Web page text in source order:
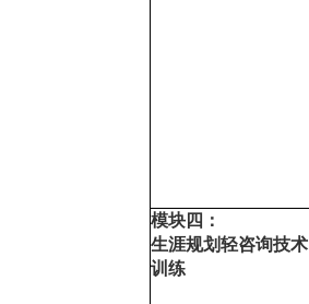
模块四：
生涯规划轻咨询技术
训练